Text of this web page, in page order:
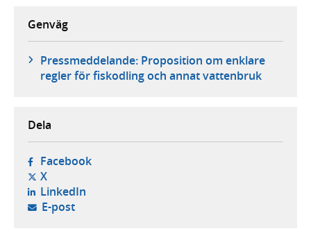
Genväg
Pressmeddelande: Proposition om enklare
regler för fiskodling och annat vattenbruk
Dela
Facebook- öppnas i ny flik, extern webbplats,
X- öppnas i ny flik, extern webbplats,
LinkedIn- öppnas i ny flik, extern webbplats,
E-post- öppnar din e-postklient,